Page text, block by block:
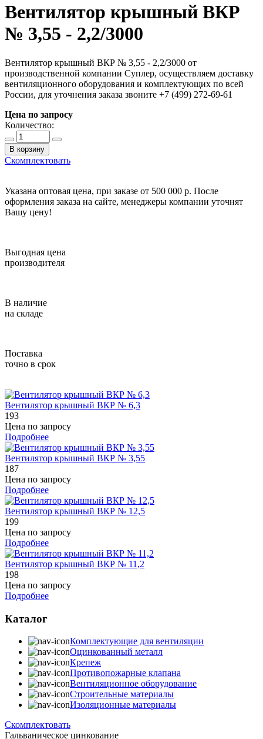
Вентилятор крышный BКР
№ 3,55 - 2,2/3000
Вентилятор крышный BКР № 3,55 - 2,2/3000 от
производственной компании Суплер, осуществляем доставку
вентиляционного оборудования и комплектующих по всей
России, для уточнения заказа звоните +7 (499) 272-69-61
Цена по запросу
Количество:
В корзину
Скомплектовать
Указана оптовая цена, при заказе от 500 000 р. После
оформления заказа на сайте, менеджеры компании уточнят
Вашу цену!
Выгодная цена
производителя
В наличие
на складе
Поставка
точно в срок
Вентилятор крышный BКР № 6,3
193
Цена по запросу
Подробнее
Вентилятор крышный BКР № 3,55
187
Цена по запросу
Подробнее
Вентилятор крышный BКР № 12,5
199
Цена по запросу
Подробнее
Вентилятор крышный BКР № 11,2
198
Цена по запросу
Подробнее
Каталог
Комплектующие для вентиляции
Оцинкованный металл
Крепеж
Противопожарные клапана
Вентиляционное оборудование
Строительные материалы
Изоляционные материалы
Скомплектовать
Гальваническое цинкование